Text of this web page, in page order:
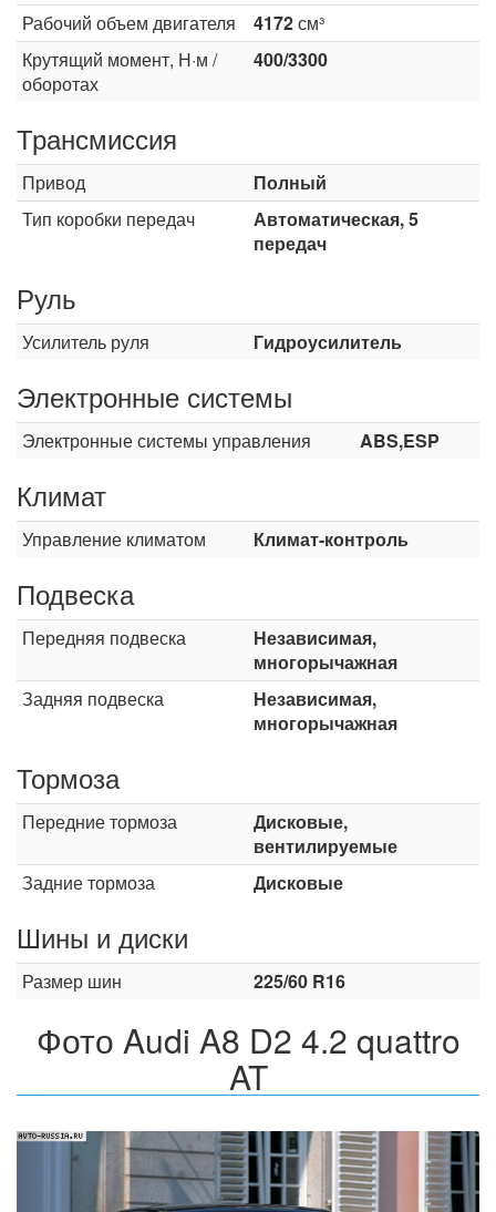
Рабочий объем двигателя 4172см³
Крутящий момент, Н·м /
оборотах
400/3300
Трансмиссия
Привод
Полный
Тип коробки передач
Автоматическая, 5
передач
Руль
Усилитель руля Гидроусилитель
Электронные системы
Электронные системы управления ABS,ESP
Климат
Управление климатом Климат-контроль
Подвеска
Передняя подвеска
Независимая,
многорычажная
Задняя подвеска
Независимая,
многорычажная
Тормоза
Передние тормоза
Дисковые,
вентилируемые
Задние тормоза
Дисковые
Шины и диски
Размер шин 225/60 R16
Фото Audi A8 D2 4.2 quattro
AT
Назад